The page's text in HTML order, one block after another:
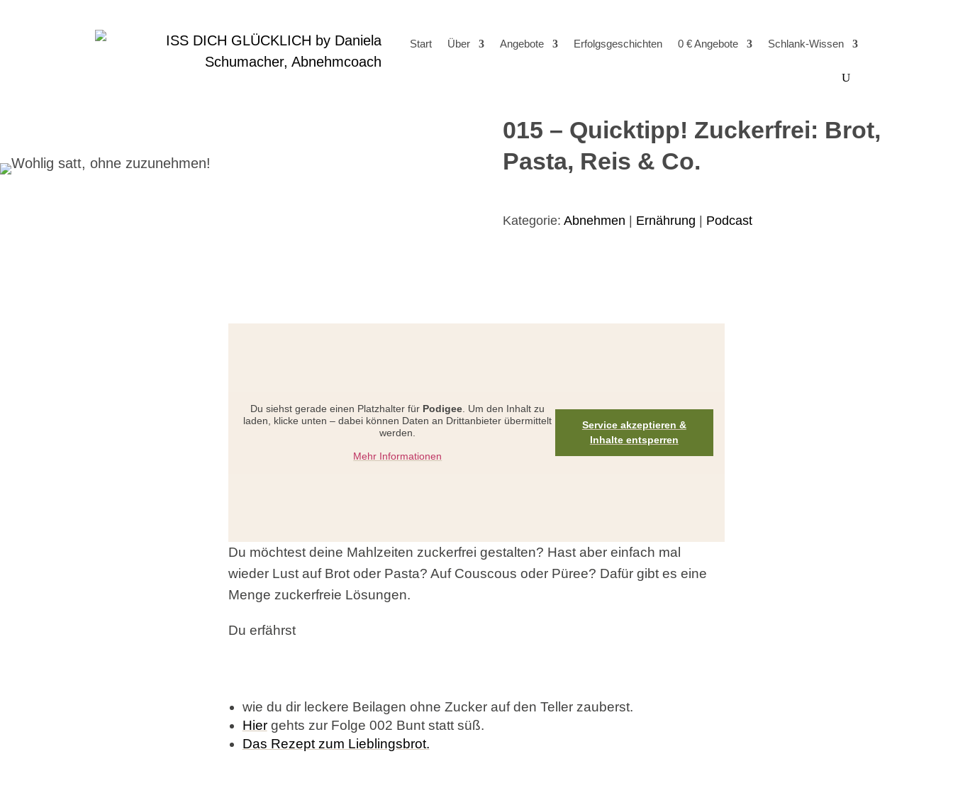
Start Über Angebote Erfolgsgeschichten 0 € Angebote Schlank-Wissen
015 – Quicktipp! Zuckerfrei: Brot,
Pasta, Reis & Co.
Kategorie: Abnehmen | Ernährung | Podcast
Du siehst gerade einen Platzhalter für Podigee. Um den Inhalt zu
laden, klicke unten – dabei können Daten an Drittanbieter übermittelt
werden.
Mehr Informationen
Service akzeptieren &
Inhalte entsperren
Du möchtest deine Mahlzeiten zuckerfrei gestalten? Hast aber einfach mal
wieder Lust auf Brot oder Pasta? Auf Couscous oder Püree? Dafür gibt es eine
Menge zuckerfreie Lösungen.
Du erfährst
wie du dir leckere Beilagen ohne Zucker auf den Teller zauberst.
Hiergehts zur Folge 002 Bunt statt süß.
Das Rezept zum Lieblingsbrot.